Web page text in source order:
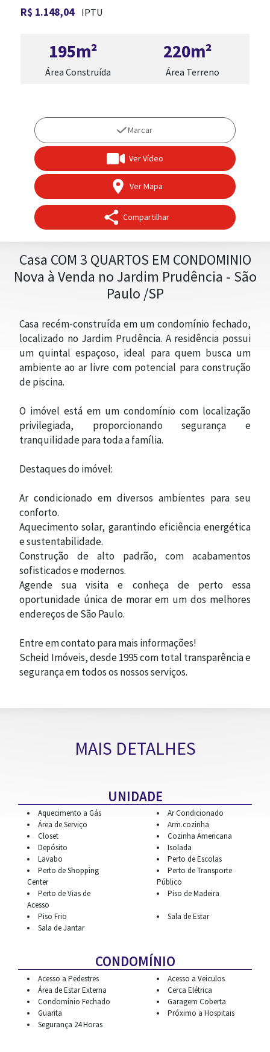
ADM. DE IMÓVEL
TRABALHE CONOSCO
R$ 1.148,04 IPTU
195m²
Área Construída
220m²
Área Terreno
Marcar
Ver Vídeo
Ver Mapa
Compartilhar
Casa COM 3 QUARTOS EM CONDOMINIO
Nova à Venda no Jardim Prudência - São
Paulo /SP
Casa recém-construída em um condomínio fechado,
localizado no Jardim Prudência. A residência possui
um quintal espaçoso, ideal para quem busca um
ambiente ao ar livre com potencial para construção
de piscina.
O imóvel está em um condomínio com localização
privilegiada, proporcionando segurança e
tranquilidade para toda a família.
Destaques do imóvel:
Ar condicionado em diversos ambientes para seu
conforto.
Aquecimento solar, garantindo eficiência energética
e sustentabilidade.
Construção de alto padrão, com acabamentos
sofisticados e modernos.
Agende sua visita e conheça de perto essa
oportunidade única de morar em um dos melhores
endereços de São Paulo.
Entre em contato para mais informações!
Scheid Imóveis, desde 1995 com total transparência e
segurança em todos os nossos serviços.
MAIS DETALHES
UNIDADE
Aquecimento a Gás
Ar Condicionado
Área de Serviço
Arm.cozinha
Closet
Cozinha Americana
Depósito
Isolada
Lavabo
Perto de Escolas
Perto de Shopping
Center
Perto de Transporte
Público
Perto de Vias de
Acesso
Piso de Madeira
Piso Frio
Sala de Estar
Sala de Jantar
CONDOMÍNIO
Acesso a Pedestres
Acesso a Veiculos
Área de Estar Externa
Cerca Elétrica
Condomínio Fechado
Garagem Coberta
Guarita
Próximo a Hospitais
Segurança 24 Horas